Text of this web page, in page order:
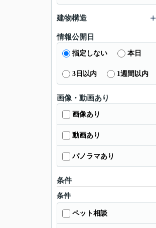
建物構造
情報公開日
指定しない 本日
3日以内 1週間以内
画像・動画あり
画像あり
動画あり
パノラマあり
条件
条件
ペット相談